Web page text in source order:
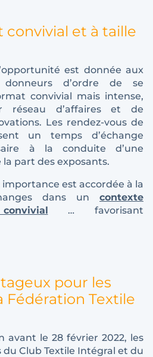
convivial et à taille
est donnée aux
d’ordre de se
convivial mais intense,
réseau d’affaires et de
Les rendez-vous de
un temps d’échange
à la conduite d’une
part des exposants.
est accordée à la
dans un contexte
… favorisant
pour les
Fédération Textile
avant le 28 février 2022, les
Club Textile Intégral et du